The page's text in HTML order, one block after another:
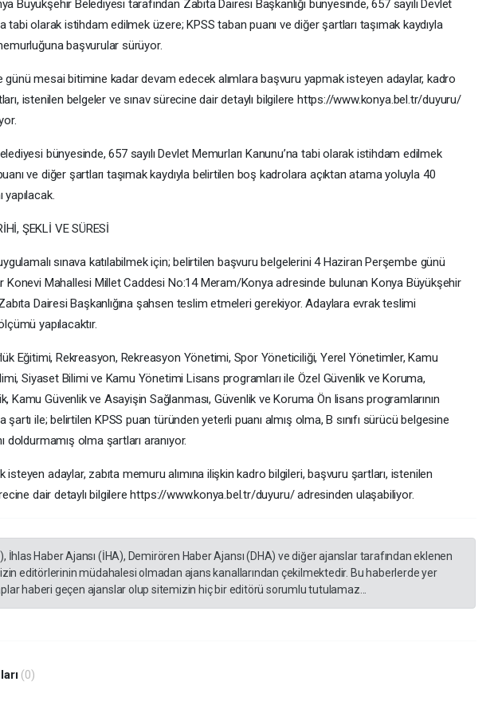
Büyükşehir Belediyesi tarafından Zabıta Dairesi Başkanlığı bünyesinde, 657 sayılı Devlet
tabi olarak istihdam edilmek üzere; KPSS taban puanı ve diğer şartları taşımak kaydıyla
başvurular sürüyor.
günü mesai bitimine kadar devam edecek alımlara başvuru yapmak isteyen adaylar, kadro
istenilen belgeler ve sınav sürecine dair detaylı bilgilere https://www.konya.bel.tr/duyuru/
bünyesinde, 657 sayılı Devlet Memurları Kanunu’na tabi olarak istihdam edilmek
ve diğer şartları taşımak kaydıyla belirtilen boş kadrolara açıktan atama yoluyla 40
yapılacak.
ŞEKLİ VE SÜRESİ
sınava katılabilmek için; belirtilen başvuru belgelerini 4 Haziran Perşembe günü
Konevi Mahallesi Millet Caddesi No:14 Meram/Konya adresinde bulunan Konya Büyükşehir
Dairesi Başkanlığına şahsen teslim etmeleri gerekiyor. Adaylara evrak teslimi
yapılacaktır.
Eğitimi, Rekreasyon, Rekreasyon Yönetimi, Spor Yöneticiliği, Yerel Yönetimler, Kamu
Siyaset Bilimi ve Kamu Yönetimi Lisans programları ile Özel Güvenlik ve Koruma,
Kamu Güvenlik ve Asayişin Sağlanması, Güvenlik ve Koruma Ön lisans programlarının
ile; belirtilen KPSS puan türünden yeterli puanı almış olma, B sınıfı sürücü belgesine
doldurmamış olma şartları aranıyor.
isteyen adaylar, zabıta memuru alımına ilişkin kadro bilgileri, başvuru şartları, istenilen
dair detaylı bilgilere https://www.konya.bel.tr/duyuru/ adresinden ulaşabiliyor.
İhlas Haber Ajansı (İHA), Demirören Haber Ajansı (DHA) ve diğer ajanslar tarafından eklenen
editörlerinin müdahalesi olmadan ajans kanallarından çekilmektedir. Bu haberlerde yer
haberi geçen ajanslar olup sitemizin hiç bir editörü sorumlu tutulamaz...
(0)